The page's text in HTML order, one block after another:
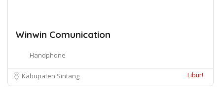
Winwin Comunication
Handphone
Kabupaten Sintang Libur!